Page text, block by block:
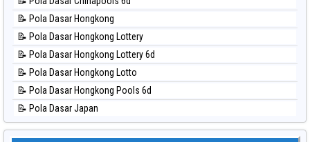
📊 Statistik North Carolina Day
📊 Statistik Pcso
📊 Statistik Pennsylvania Day
📊 Statistik Sao Paulo
📊 Statistik Singapore
📊 Statistik Sydney
📊 Statistik Sydney Lottery
📝 Pola Dasar Hongkong
📝 Pola Dasar Hongkong Lottery
📝 Pola Dasar Hongkong Lottery 6d
📝 Pola Dasar Hongkong Lotto
📝 Pola Dasar Hongkong Pools 6d
📝 Pola Dasar Japan
📝 Pola Dasar Japan 6d